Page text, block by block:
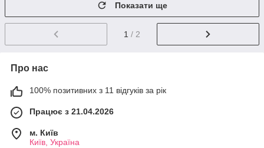
Показати ще
1 / 2
Про нас
100% позитивних з 11 відгуків за рік
Працює з 21.04.2026
м. Київ
Київ, Україна